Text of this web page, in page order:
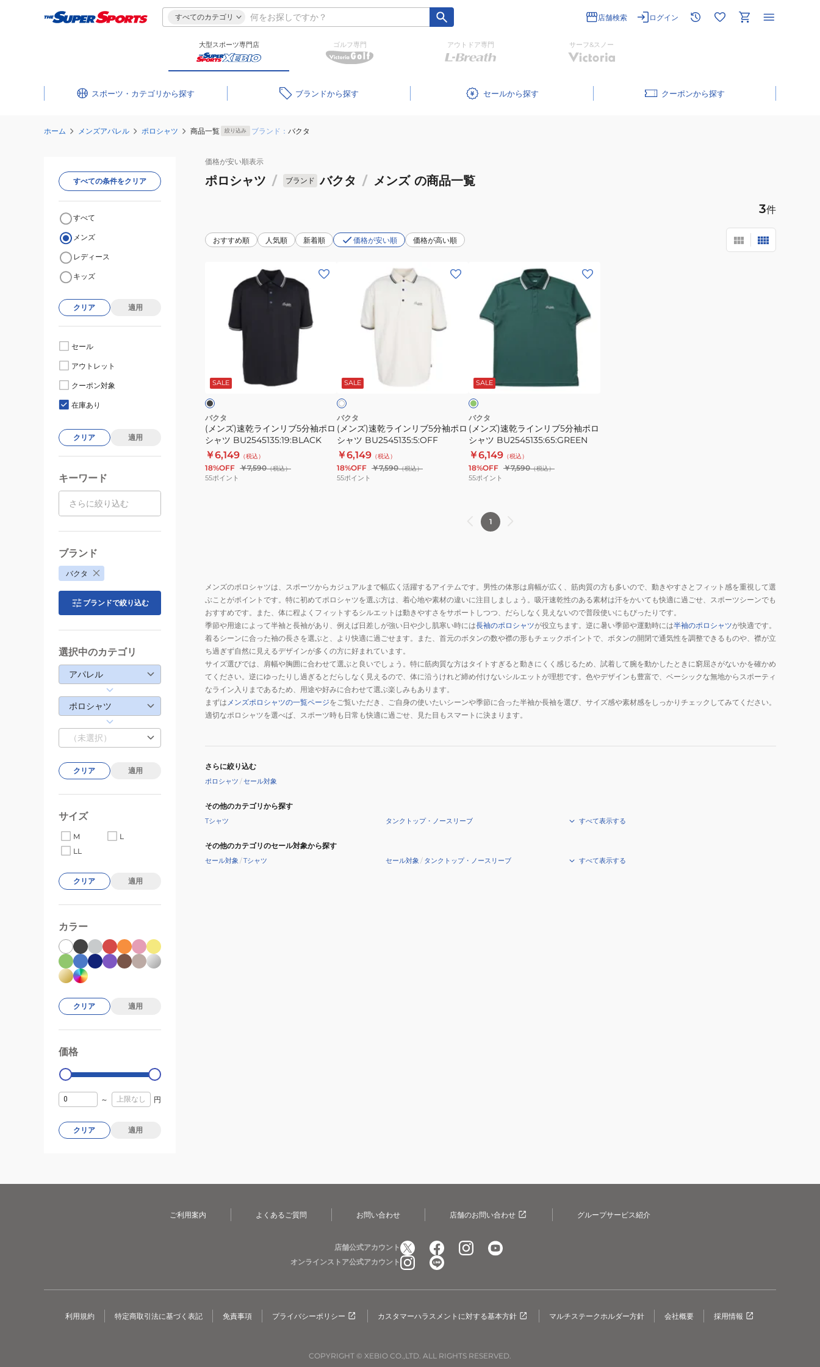
すべてのカテゴリ 店舗検索 ログイン
大型スポーツ専門店 ゴルフ専門 アウトドア専門 サーフ&スノー
スポーツ・カテゴリ ブランド セール クーポン
ホーム メンズアパレル ポロシャツ 商品一覧 絞り込み ブランド： バクタ
価格が安い順表示
ポロシャツ / ブランド バクタ / メンズ の商品一覧
3件
おすすめ順 人気順 新着順 価格が安い順 価格が高い順
リ
ブ
5
分
袖
ポ
ロ
SALE
バクタ
(メンズ)速乾ラインリブ5分袖ポロ
シャツ BU2545135:19:BLACK
￥6,149 （税込）
18%OFF ￥7,590（税込）
55ポイント
リ
ブ
5
分
袖
ポ
ロ
SALE
ホ
イ
バクタ
(メンズ)速乾ラインリブ5分袖ポロ
シャツ BU2545135:5:OFF
￥6,149 （税込）
18%OFF ￥7,590（税込）
55ポイント
リ
ブ
5
分
袖
ポ
ロ
BU2545135:65:GREEN
SALE
グ
バクタ
(メンズ)速乾ラインリブ5分袖ポロ
シャツ BU2545135:65:GREEN
￥6,149 （税込）
18%OFF ￥7,590（税込）
55ポイント
1
メンズのポロシャツは、スポーツからカジュアルまで幅広く活躍するアイテムです。男性の体形は肩幅が広く、筋肉質の方も多いので、動きやすさとフィット感を重視して選
ぶことがポイントです。特に初めてポロシャツを選ぶ方は、着心地や素材の違いに注目しましょう。吸汗速乾性のある素材は汗をかいても快適に過ごせ、スポーツシーンでも
おすすめです。また、体に程よくフィットするシルエットは動きやすさをサポートしつつ、だらしなく見えないので普段使いにもぴったりです。
季節や用途によって半袖と長袖があり、例えば日差しが強い日や少し肌寒い時には長袖のポロシャツが役立ちます。逆に暑い季節や運動時には半袖のポロシャツが快適です。
着るシーンに合った袖の長さを選ぶと、より快適に過ごせます。また、首元のボタンの数や襟の形もチェックポイントで、ボタンの開閉で通気性を調整できるものや、襟が立
ち過ぎず自然に見えるデザインが多くの方に好まれています。
サイズ選びでは、肩幅や胸囲に合わせて選ぶと良いでしょう。特に筋肉質な方はタイトすぎると動きにくく感じるため、試着して腕を動かしたときに窮屈さがないかを確かめ
てください。逆にゆったりし過ぎるとだらしなく見えるので、体に沿うけれど締め付けないシルエットが理想です。色やデザインも豊富で、ベーシックな無地からスポーティ
なライン入りまであるため、用途や好みに合わせて選ぶ楽しみもあります。
まずは メンズポロシャツの一覧ページをご覧いただき、ご自身の使いたいシーンや季節に合った半袖か長袖を選び、サイズ感や素材感をしっかりチェックしてみてください。
適切なポロシャツを選べば、スポーツ時も日常も快適に過ごせ、見た目もスマートに決まります。
さらに絞り込む
ポロシャツ /セール対象
その他のカテゴリから探す
Tシャツ タンクトップ・ノースリーブ すべて表示する
その他のカテゴリのセール対象から探す
セール対象 /Tシャツ セール対象 / タンクトップ・ノースリーブ すべて表示する
すべての条件をクリア
すべて
メンズ
レディース
キッズ
クリア 適用
セール
アウトレット
クーポン対象
在庫あり
クリア 適用
キーワード
ブランド
バクタ
ブランドで絞り込む
選択中のカテゴリ
アパレル
ポロシャツ
（未選択）
クリア 適用
サイズ
M
L
LL
クリア 適用
カラー
クリア 適用
価格
0
～ 円
クリア 適用
ご利用案内 よくあるご質問 お問い合わせ 店舗のお問い合わせ グループサービス紹介
店舗公式アカウント
オンラインストア公式アカウント
利用規約 特定商取引法に基づく表記 免責事項 プライバシーポリシー カスタマーハラスメントに対する基本方針 マルチステークホルダー方針 会社概要 採用情報
COPYRIGHT © XEBIO CO.,LTD. ALL RIGHTS RESERVED.